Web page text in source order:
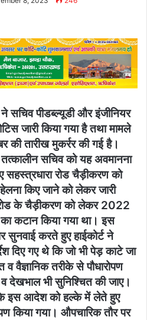
सचिव पीडब्ल्यूडी और इंजीनियर
जारी किया गया है तथा मामले
की तारीख मुकर्रर की गई है।
तत्कालीन सचिव को यह अवमानना
रोड चैड़ीकरण को
किए जाने को लेकर जारी
रोड के चैड़ीकरण को लेकर 2022
कटान किया गया था। इस
सुनवाई करते हुए हाईकोर्ट ने
दिए गए थे कि जो भी पेड़ काटे जा
वैज्ञानिक तरीके से पौधारोपण
देखभाल भी सुनिश्चित की जाए।
के इस आदेश को हल्के में लेते हुए
किया गया। औपचारिक तौर पर